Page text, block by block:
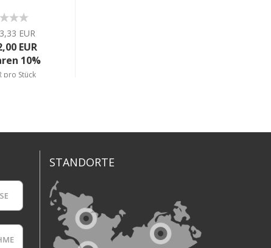
EUR
EUR
10%
pro Stück
STANDORTE